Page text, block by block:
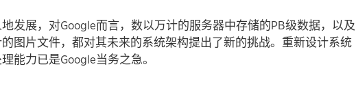
发展，对Google而言，数以万计的服务器中存储的PB级数据，以及
图片文件，都对其未来的系统架构提出了新的挑战。重新设计系统
能力已是Google当务之急。